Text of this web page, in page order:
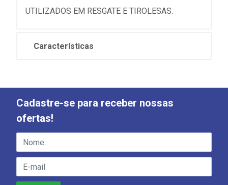
UTILIZADOS EM RESGATE E TIROLESAS.
Características
Cadastre-se para receber nossas
ofertas!